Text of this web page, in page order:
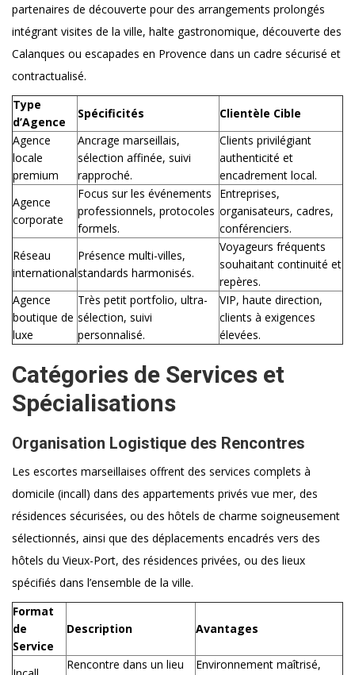
partenaires de découverte pour des arrangements prolongés
intégrant visites de la ville, halte gastronomique, découverte des
Calanques ou escapades en Provence dans un cadre sécurisé et
contractualisé.
Type
d’Agence
Spécificités
Clientèle Cible
Agence
locale
premium
Ancrage marseillais,
sélection affinée, suivi
rapproché.
Clients privilégiant
authenticité et
encadrement local.
Agence
corporate
Focus sur les événements
professionnels, protocoles
formels.
Entreprises,
organisateurs, cadres,
conférenciers.
Réseau
international
Présence multi-villes,
standards harmonisés.
Voyageurs fréquents
souhaitant continuité et
repères.
Agence
boutique de
luxe
Très petit portfolio, ultra-
sélection, suivi
personnalisé.
VIP, haute direction,
clients à exigences
élevées.
Catégories de Services et
Spécialisations
Organisation Logistique des Rencontres
Les escortes marseillaises offrent des services complets à
domicile (incall) dans des appartements privés vue mer, des
résidences sécurisées, ou des hôtels de charme soigneusement
sélectionnés, ainsi que des déplacements encadrés vers des
hôtels du Vieux-Port, des résidences privées, ou des lieux
spécifiés dans l’ensemble de la ville.
Format
de
Service
Description Avantages
Rencontre dans un lieu
Environnement maîtrisé,